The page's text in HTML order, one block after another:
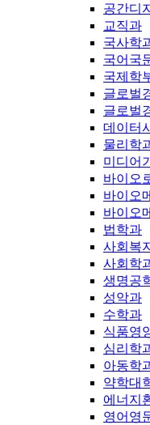
공간디
교직과
국사학
국어국
국제학
글로벌
글로벌
데이터
물리학
미디어
바이오
바이오
바이오
법학과
사회복
사회학
생명공
성악과
수학과
식품영
심리학
아동학
약학대
에너지
영어영